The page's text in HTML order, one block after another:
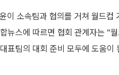
이 소속팀과 협의를 거쳐 월드컵
뉴스에 따르면 협회 관계자는 “
표팀의 대회 준비 모두에 도움이